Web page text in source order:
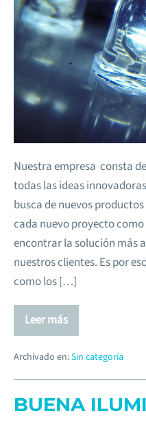
Nuestra empresa consta
todas las ideas
busca de nuevos
cada nuevo proyecto
encontrar la solución más
nuestros clientes. Es por
como los […]
Leer más
Archivado en:Sin categoría
BUENA